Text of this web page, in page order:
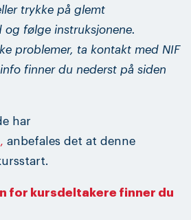
trykke på glemt
og følge instruksjonene.
problemer, ta kontakt med NIF
finner du nederst på siden
har
anbefales det at denne
for kursdeltakere finner du